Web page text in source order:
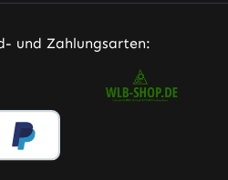
und Zahlungsarten: